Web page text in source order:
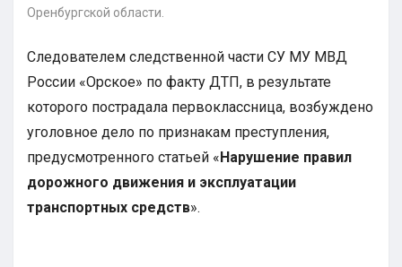
Оренбургской области.
Следователем следственной части СУ МУ МВД
России «Орское» по факту ДТП, в результате
которого пострадала первоклассница, возбуждено
уголовное дело по признакам преступления,
предусмотренного статьей « Нарушение правил
дорожного движения и эксплуатации
транспортных средств».